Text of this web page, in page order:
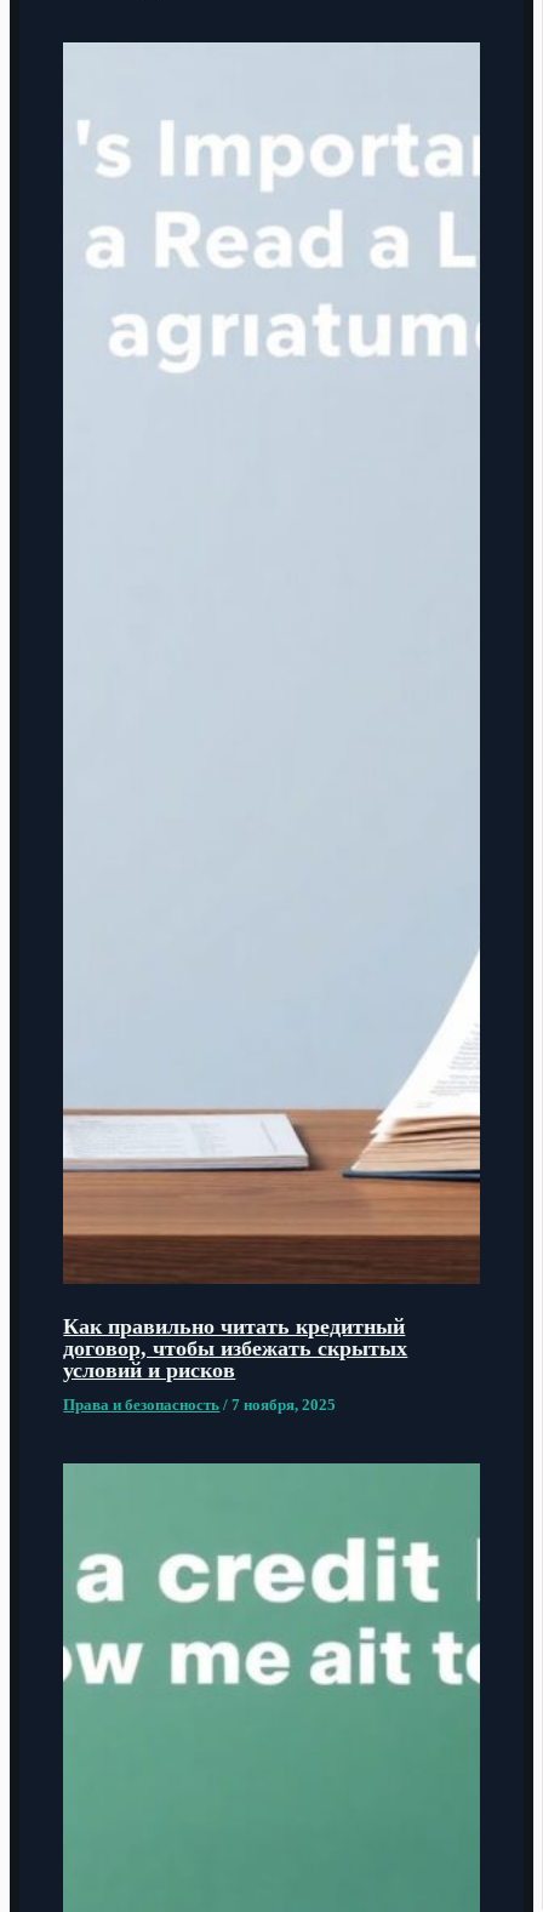
Как правильно читать кредитный
договор, чтобы избежать скрытых
условий и рисков
Права и безопасность /7 ноября, 2025